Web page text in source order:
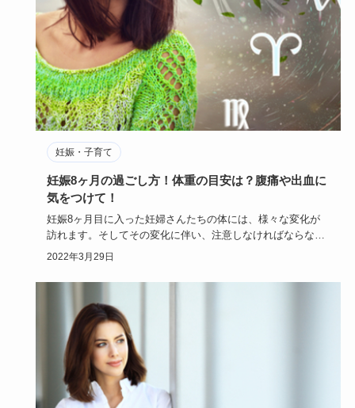
妊娠・子育て
妊娠8ヶ月の過ごし方！体重の目安は？腹痛や出血に
気をつけて！
妊娠8ヶ月目に入った妊婦さんたちの体には、様々な変化が
訪れます。そしてその変化に伴い、注意しなければならない
ことも増えてく…
2022年3月29日